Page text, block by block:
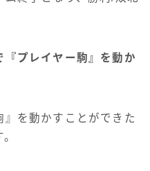
『プレイヤー駒』を動か
を動かすことができた